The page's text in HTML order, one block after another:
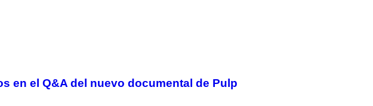
en el Q&A del nuevo documental de Pulp